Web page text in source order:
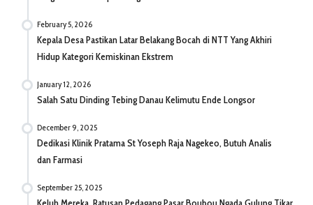
February 5, 2026
Kepala Desa Pastikan Latar Belakang Bocah di NTT Yang Akhiri
Hidup Kategori Kemiskinan Ekstrem
January 12, 2026
Salah Satu Dinding Tebing Danau Kelimutu Ende Longsor
December 9, 2025
Dedikasi Klinik Pratama St Yoseph Raja Nagekeo, Butuh Analis
dan Farmasi
September 25, 2025